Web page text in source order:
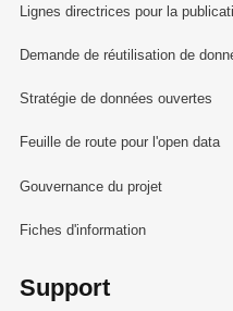
Lignes directrices pour la
Demande de réutilisation de
Stratégie de données ouvertes
Feuille de route pour l'open data
Gouvernance du projet
Fiches d'information
Support